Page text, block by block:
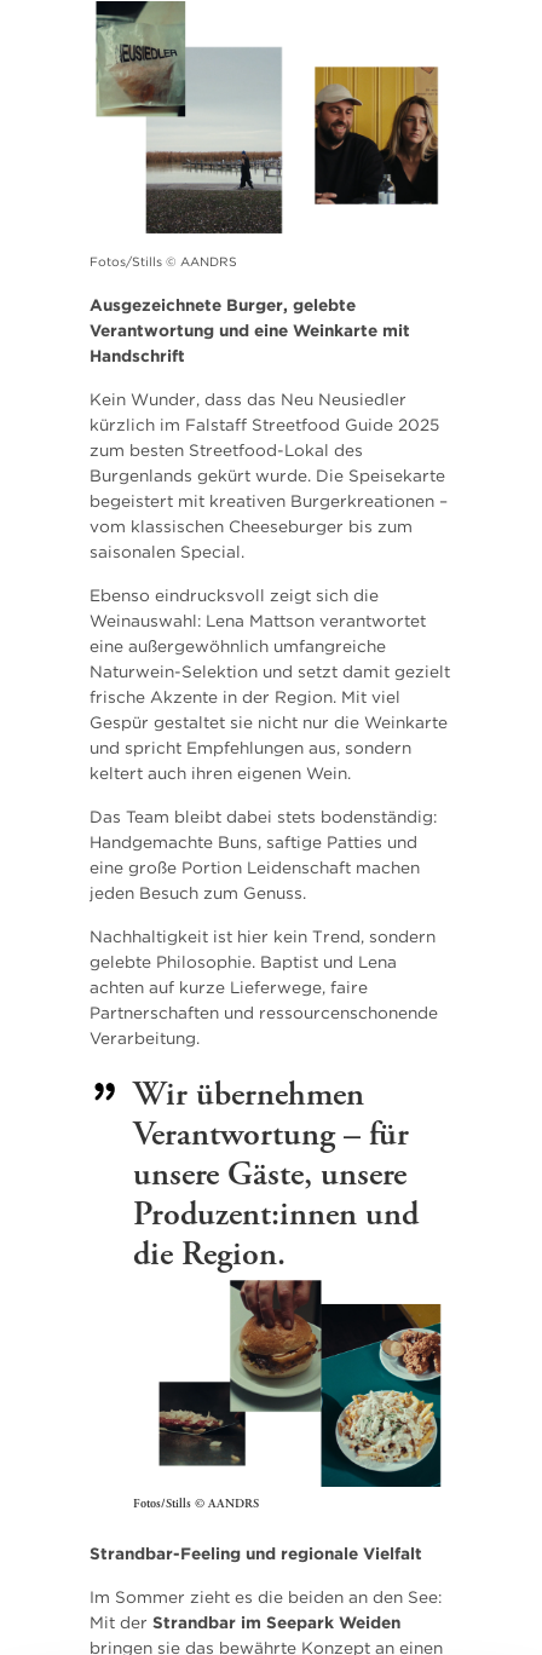
Fotos/Stills © AANDRS
Ausgezeichnete Burger, gelebte
Verantwortung und eine Weinkarte mit
Handschrift
Kein Wunder, dass das Neu Neusiedler
kürzlich im Falstaff Streetfood Guide 2025
zum besten Streetfood-Lokal des
Burgenlands gekürt wurde. Die Speisekarte
begeistert mit kreativen Burgerkreationen –
vom klassischen Cheeseburger bis zum
saisonalen Special.
Ebenso eindrucksvoll zeigt sich die
Weinauswahl: Lena Mattson verantwortet
eine außergewöhnlich umfangreiche
Naturwein-Selektion und setzt damit gezielt
frische Akzente in der Region. Mit viel
Gespür gestaltet sie nicht nur die Weinkarte
und spricht Empfehlungen aus, sondern
keltert auch ihren eigenen Wein.
Das Team bleibt dabei stets bodenständig:
Handgemachte Buns, saftige Patties und
eine große Portion Leidenschaft machen
jeden Besuch zum Genuss.
Nachhaltigkeit ist hier kein Trend, sondern
gelebte Philosophie. Baptist und Lena
achten auf kurze Lieferwege, faire
Partnerschaften und ressourcenschonende
Verarbeitung.
Wir übernehmen
Verantwortung – für
unsere Gäste, unsere
Produzent:innen und
die Region.
Fotos/Stills © AANDRS
Strandbar-Feeling und regionale Vielfalt
Im Sommer zieht es die beiden an den See:
Mit der Strandbar im Seepark Weiden
bringen sie das bewährte Konzept an einen